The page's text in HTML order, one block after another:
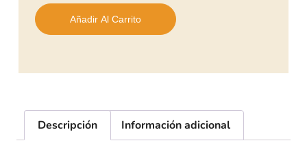
Añadir Al Carrito
Descripción Información adicional